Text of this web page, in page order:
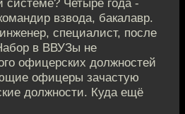
системе? Четыре года -
взвода, бакалавр.
специалист, после
в ВВУЗы не
офицерских должностей
офицеры зачастую
должности. Куда ещё